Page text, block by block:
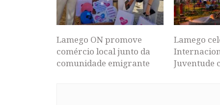
Lamego ON promove
comércio local junto da
comunidade emigrante
Lamego
Juventude